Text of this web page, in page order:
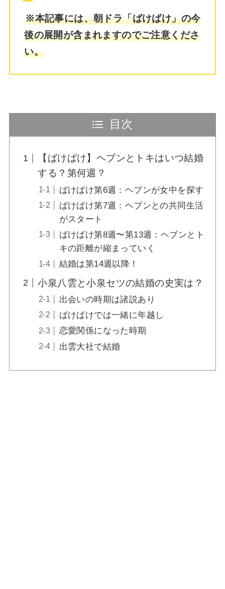
【ばけばけ】リテラリーアシスタントとはど
ういう意味？錦織の役目を解説！
ばけばけ錦織の秘密(過去)とは？試験は不合格
で無免許？危ない橋の意味を考察！
ばけばけのラシャメンは史実？トキへの嫌が
らせや熊本への転居理由を深掘り【小泉八雲
の妻】
ばけばけ福間役キャストは誰？なみを身請け
ノ】
部？どこにあったのか史実を深掘り【松江】
ばけばけの日本滞在記の実在モデルは？翻訳
本はどこで読める？【小泉八雲】
※本記事には、朝ドラ「ばけばけ」の今
後の展開が含まれますのでご注意くださ
い。
目次
【ばけばけ】ヘブンとトキはいつ結婚
する？第何週？
ばけばけ第6週：ヘブンが女中を探す
ばけばけ第7週：ヘブンとの共同生活
がスタート
ばけばけ第8週〜第13週：ヘブンとト
キの距離が縮まっていく
結婚は第14週以降！
小泉八雲と小泉セツの結婚の史実は？
出会いの時期は諸説あり
ばけばけでは一緒に年越し
恋愛関係になった時期
出雲大社で結婚